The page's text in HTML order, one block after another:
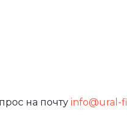
на почту info@ural-